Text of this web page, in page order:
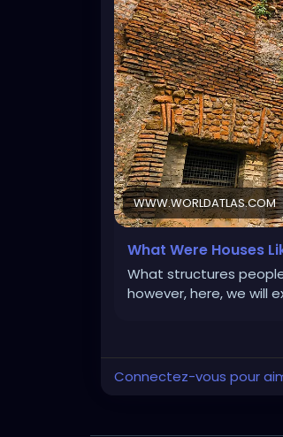
WWW.WORLDATLAS.COM
What Were Houses
What structures
however, here, we will
Connectez-vous pour